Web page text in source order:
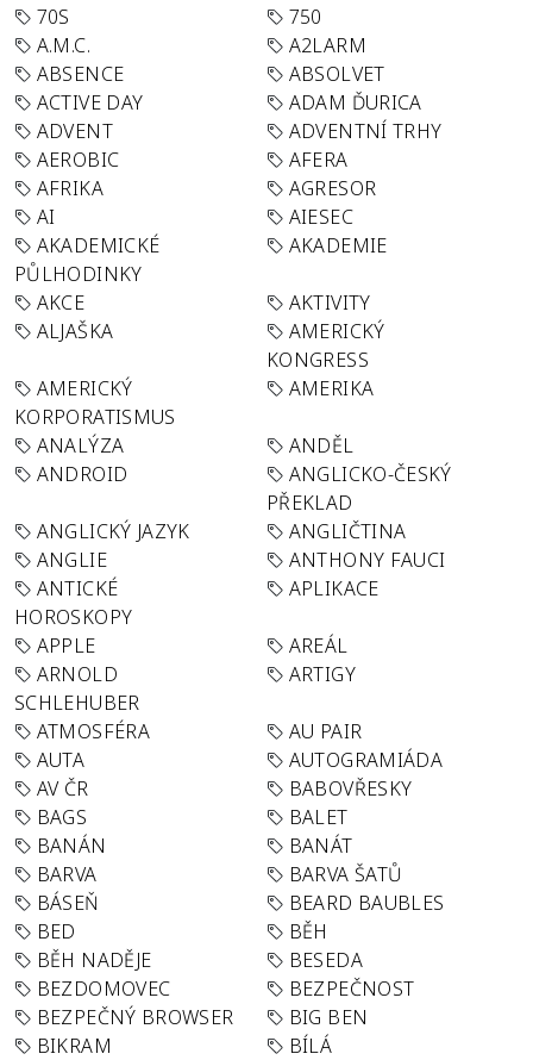
70S
750
A.M.C.
A2LARM
ABSENCE
ABSOLVET
ACTIVE DAY
ADAM ĎURICA
ADVENT
ADVENTNÍ TRHY
AEROBIC
AFERA
AFRIKA
AGRESOR
AI
AIESEC
AKADEMICKÉ
PŮLHODINKY
AKADEMIE
AKCE
AKTIVITY
ALJAŠKA
AMERICKÝ
KONGRESS
AMERICKÝ
KORPORATISMUS
AMERIKA
ANALÝZA
ANDĚL
ANDROID
ANGLICKO-ČESKÝ
PŘEKLAD
ANGLICKÝ JAZYK
ANGLIČTINA
ANGLIE
ANTHONY FAUCI
ANTICKÉ
HOROSKOPY
APLIKACE
APPLE
AREÁL
ARNOLD
SCHLEHUBER
ARTIGY
ATMOSFÉRA
AU PAIR
AUTA
AUTOGRAMIÁDA
AV ČR
BABOVŘESKY
BAGS
BALET
BANÁN
BANÁT
BARVA
BARVA ŠATŮ
BÁSEŇ
BEARD BAUBLES
BED
BĚH
BĚH NADĚJE
BESEDA
BEZDOMOVEC
BEZPEČNOST
BEZPEČNÝ BROWSER
BIG BEN
BIKRAM
BÍLÁ